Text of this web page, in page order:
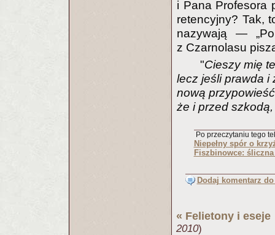
i Pana Profesora
retencyjny? Tak,
nazywają —
z Czarnolasu
"Cieszy mię
lecz jeśli prawda i
nową
że i przed
Po przeczytaniu tego
Niepełny spór o
Fiszbinowce:
Dodaj komentarz
« Felietony i eseje
2010)